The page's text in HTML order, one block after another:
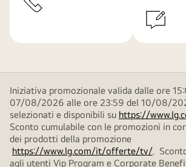
Iniziativa promozionale valida dalle ore
07/08/2026 alle ore 23:59 del 10/08/
selezionati e disponibili su https://
Sconto cumulabile con le promozioni in
dei prodotti della promozione
https://www.lg.com/it/offerte/tv/.
agli utenti Vip Program e Corporate